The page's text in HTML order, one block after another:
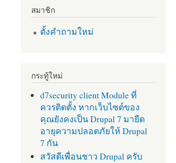
สมาชิก
ตั้งคำถามใหม่
กระทู้ใหม่
d7security client Module ที่
ควรติดตั้ง หากเว็บไซต์ของ
คุณยังคงเป็น Drupal 7 มายืด
อายุความปลอดภัยให้ Drupal
7 กัน
สวัสดีเพื่อนชาว Drupal ครับ